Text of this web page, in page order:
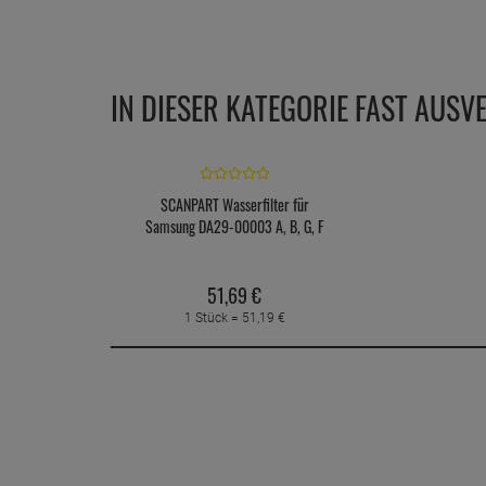
IN DIESER KATEGORIE FAST
SCANPART Wasserfilter für
Samsung DA29-00003 A, B, G, F
51,69€
1 Stück = 51,19 €